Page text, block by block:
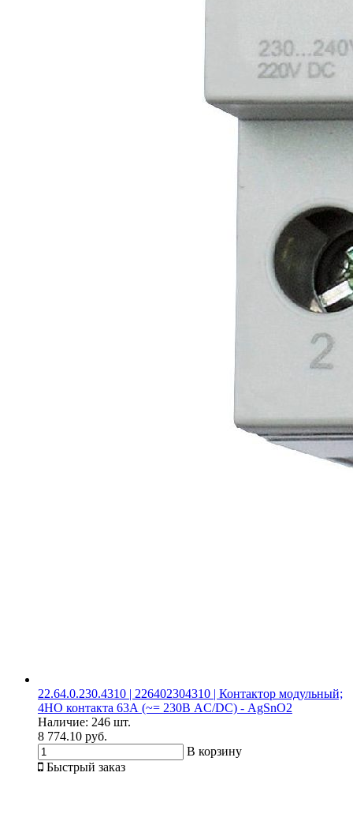
22.64.0.230.4310 | 226402304310 | Контактор модульный;
4НО контакта 63А (~= 230В AC/DC) - AgSnO2
Наличие: 246 шт.
8 774.10 руб.
В корзину
Быстрый заказ